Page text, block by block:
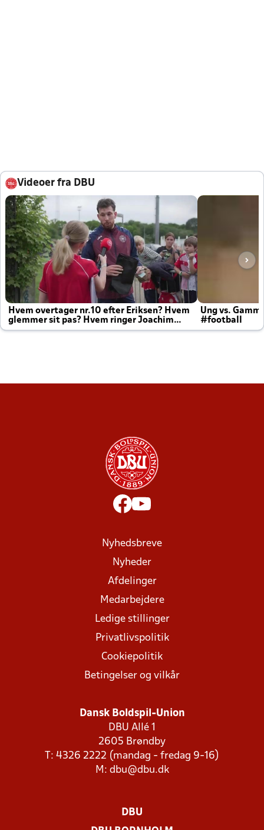
Videoer fra DBU
Hvem overtager nr.10 efter Eriksen? Hvem
glemmer sit pas? Hvem ringer Joachim
altid til efter kampe?
Ung vs.
#football
Nyhedsbreve
Nyheder
Afdelinger
Medarbejdere
Ledige stillinger
Privatlivspolitik
Cookiepolitik
Betingelser og vilkår
Dansk Boldspil-Union
DBU Allé 1
2605 Brøndby
T: 4326 2222 (mandag - fredag 9-16)
M: dbu@dbu.dk
DBU